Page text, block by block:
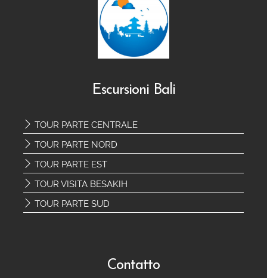
Escursioni Bali
TOUR PARTE CENTRALE
TOUR PARTE NORD
TOUR PARTE EST
TOUR VISITA BESAKIH
TOUR PARTE SUD
Contatto